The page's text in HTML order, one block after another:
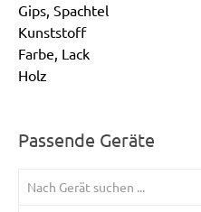
Gips, Spachtel
Kunststoff
Farbe, Lack
Holz
Passende Geräte